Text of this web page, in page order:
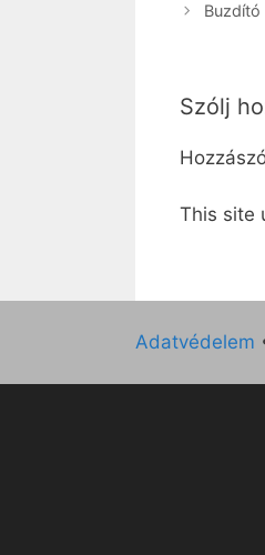
Buzdító
Szólj
This site
Adatvédelem